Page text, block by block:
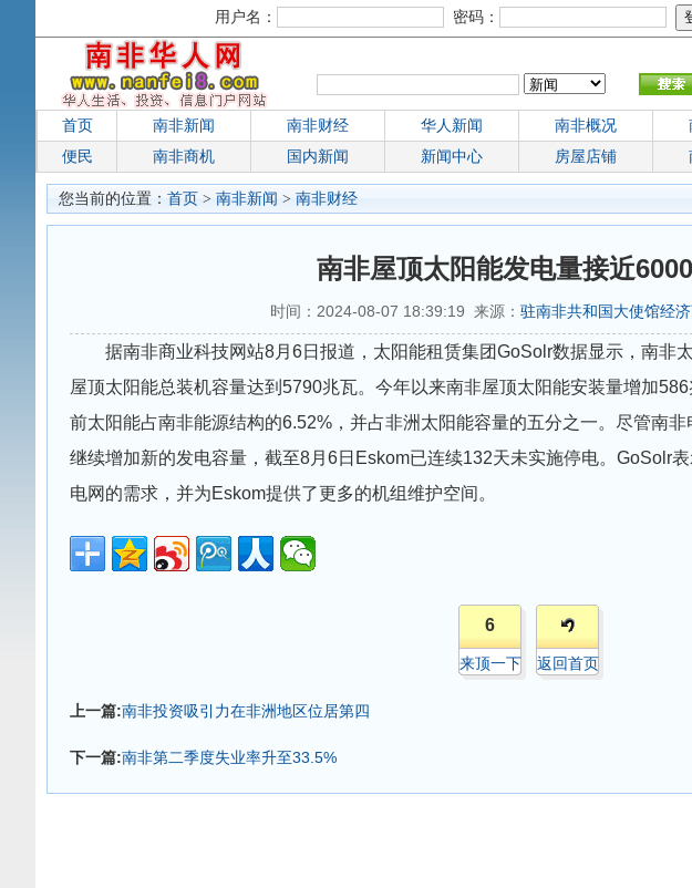
用户名： 密码：
首页 南非新闻 南非财经 华人新闻 南非概况
便民
南非商机 国内新闻 新闻中心 房屋店铺
您当前的位置： 首页 > 南非新闻 > 南非财经
南非屋顶太阳能发电量接近
时间：2024-08-07 18:39:19 来源： 驻南非共和国大使馆经
据南非商业科技网站8月6日报道，太阳能租赁集团GoSolr数据显示，南非
屋顶太阳能总装机容量达到5790兆瓦。今年以来南非屋顶太阳能安装量增加
前太阳能占南非能源结构的6.52%，并占非洲太阳能容量的五分之一。尽管南
继续增加新的发电容量，截至8月6日Eskom已连续132天未实施停电。GoSolr
电网的需求，并为Eskom提供了更多的机组维护空间。
6
来顶一下 返回首页
上一篇:南非投资吸引力在非洲地区位居第四
下一篇:南非第二季度失业率升至33.5%